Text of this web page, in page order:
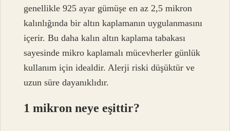
genellikle 925 ayar gümüşe en az 2,5 mikron
kalınlığında bir altın kaplamanın uygulanmasını
içerir. Bu daha kalın altın kaplama tabakası
sayesinde mikro kaplamalı mücevherler günlük
kullanım için idealdir. Alerji riski düşüktür ve
uzun süre dayanıklıdır.
1 mikron neye eşittir?